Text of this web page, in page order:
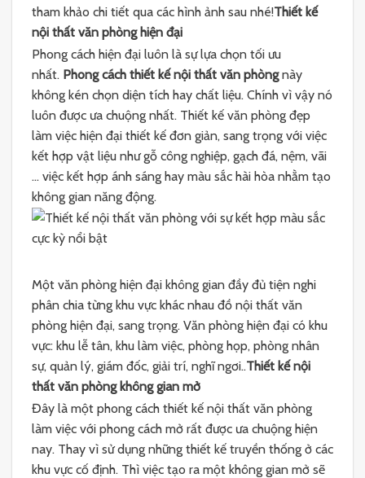
tham khảo chi tiết qua các hình ảnh sau nhé!Thiết kế
nội thất văn phòng hiện đại
Phong cách hiện đại luôn là sự lựa chọn tối ưu
nhất. Phong cách thiết kế nội thất văn phòngnày
không kén chọn diện tích hay chất liệu. Chính vì vậy nó
luôn được ưa chuộng nhất. Thiết kế văn phòng đẹp
làm việc hiện đại thiết kế đơn giản, sang trọng với việc
kết hợp vật liệu như gỗ công nghiệp, gạch đá, nệm, vãi
… việc kết hợp ánh sáng hay màu sắc hài hòa nhằm tạo
không gian năng động.
Một văn phòng hiện đại không gian đầy đủ tiện nghi
phân chia từng khu vực khác nhau đồ nội thất văn
phòng hiện đại, sang trọng. Văn phòng hiện đại có khu
vực: khu lễ tân, khu làm việc, phòng họp, phòng nhân
sự, quản lý, giám đốc, giải trí, nghĩ ngơi..Thiết kế nội
thất văn phòng không gian mở
Đây là một phong cách thiết kế nội thất văn phòng
làm việc với phong cách mở rất được ưa chuộng hiện
nay. Thay vì sử dụng những thiết kế truyền thống ở các
khu vực cố định. Thì việc tạo ra một không gian mở sẽ